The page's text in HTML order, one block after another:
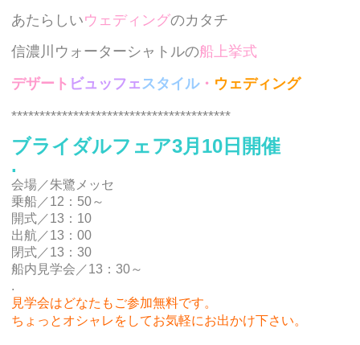
あたらしいウェディングのカタチ
信濃川ウォーターシャトルの船上挙式
デザート ビュッフェスタイル・ ウェディング
***************************************
ブライダルフェア3月10日開催
.
会場／朱鷺メッセ
乗船／12：50～
開式／13：10
出航／13：00
閉式／13：30
船内見学会／13：30～
.
見学会はどなたもご参加無料です。
ちょっとオシャレをしてお気軽にお出かけ下さい。